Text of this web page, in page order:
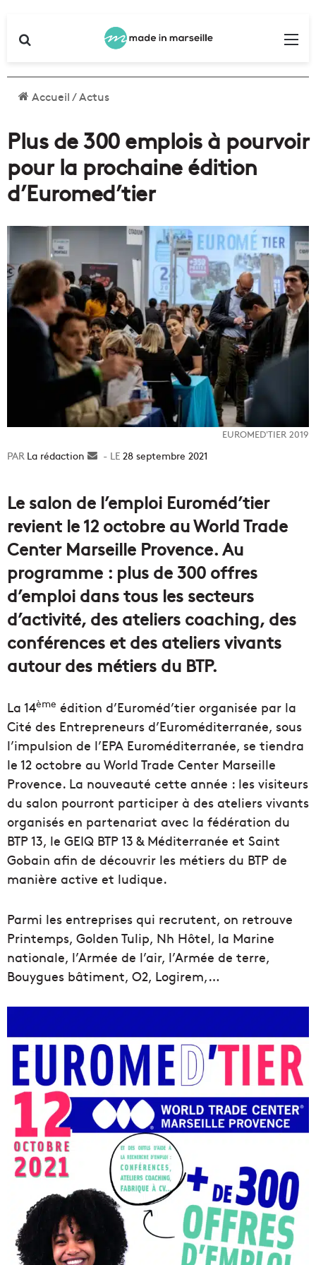
Accueil/Actus
Plus de 300 emplois à pourvoir
pour la prochaine édition
d’Euromed’tier
EUROMED'TIER 2019
La rédaction
Envoyer28 septembre 2021
Le salon de l’emploi Euroméd’tier
revient le 12 octobre au World Trade
Center Marseille Provence. Au
programme : plus de 300 offres
d’emploi dans tous les secteurs
d’activité, des ateliers coaching, des
conférences et des ateliers vivants
autour des métiers du BTP.
La 14ème édition d’Euroméd’tier organisée par la
Cité des Entrepreneurs d’Euroméditerranée, sous
l’impulsion de l’EPA Euroméditerranée, se tiendra
le 12 octobre au World Trade Center Marseille
Provence. La nouveauté cette année : les visiteurs
du salon pourront participer à des ateliers vivants
organisés en partenariat avec la fédération du
BTP 13, le GEIQ BTP 13 & Méditerranée et Saint
Gobain afin de découvrir les métiers du BTP de
manière active et ludique.
Parmi les entreprises qui recrutent, on retrouve
Printemps, Golden Tulip, Nh Hôtel, la Marine
nationale, l’Armée de l’air, l’Armée de terre,
Bouygues bâtiment, O2, Logirem,…